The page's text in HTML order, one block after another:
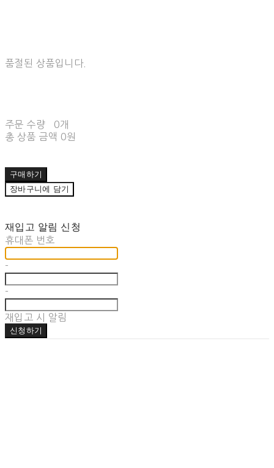
품절된 상품입니다.
주문 수량
0개
총 상품 금액 0원
구매하기
장바구니에 담기
재입고 알림 신청
휴대폰 번호
-
-
재입고 시 알림
신청하기